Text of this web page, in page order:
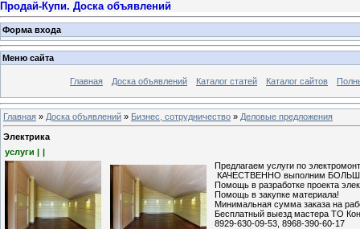
Продай-Купи. Доска объявлений
Форма входа
Меню сайта
Главная Доска объявлений Каталог статей Каталог сайтов
Главная » Доска объявлений » Бизнес, сотрудничество » Деловые предложения
Электрика
услуги | |
Предлагаем услуги по
КАЧЕСТВЕННО выполним
Помощь в разработке проекта
Помощь в закупке материала!
Минимальная сумма заказа на
Бесплатный выезд мастера ТО
8929-630-09-53, 8968-390-60-17